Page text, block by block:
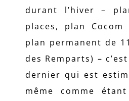
durant l’hiver –
places, plan
plan permanent de
des Remparts) –
dernier qui est
même comme